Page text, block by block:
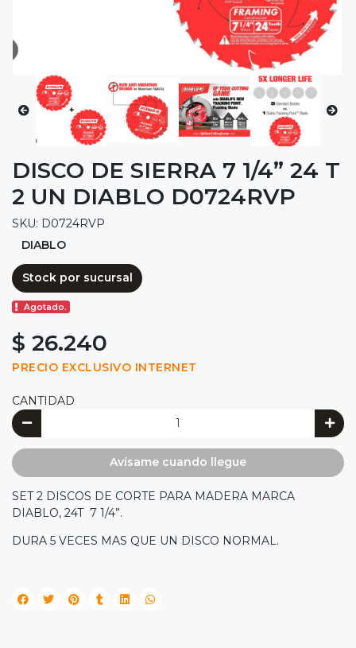
DISCO DE SIERRA 7 1/4” 24 T
2 UN DIABLO D0724RVP
SKU: D0724RVP
DIABLO
Stock por sucursal
Agotado.
$ 26.240
PRECIO EXCLUSIVO INTERNET
CANTIDAD
Avísame cuando llegue
SET 2 DISCOS DE CORTE PARA MADERA MARCA
DIABLO, 24T 7 1/4”.
DURA 5 VECES MAS QUE UN DISCO NORMAL.